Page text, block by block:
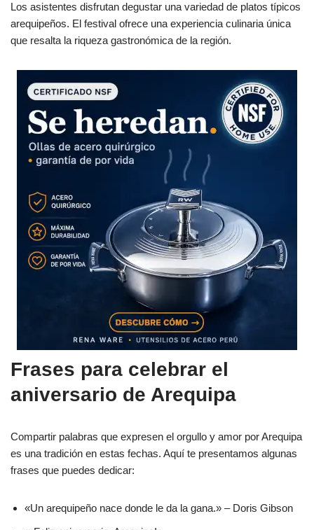
Los asistentes disfrutan degustar una variedad de platos típicos
arequipeños. El festival ofrece una experiencia culinaria única
que resalta la riqueza gastronómica de la región.
Frases para celebrar el
aniversario de Arequipa
Compartir palabras que expresen el orgullo y amor por Arequipa
es una tradición en estas fechas. Aquí te presentamos algunas
frases que puedes dedicar:
«Un arequipeño nace donde le da la gana.» – Doris Gibson